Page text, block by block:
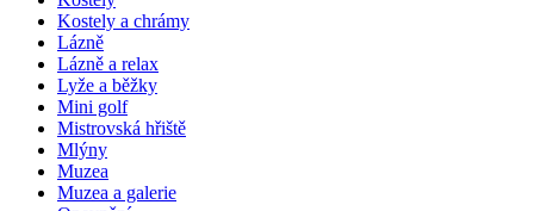
Kostely a chrámy
Lázně
Lázně a relax
Lyže a běžky
Mini golf
Mistrovská hřiště
Mlýny
Muzea
Muzea a galerie